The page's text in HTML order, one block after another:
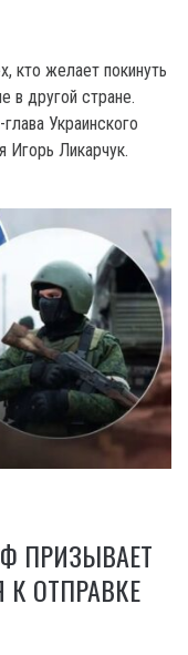
кто желает покинуть
в другой стране.
Украинского
Игорь Ликарчук.
ПРИЗЫВАЕТ
ОТПРАВКЕ